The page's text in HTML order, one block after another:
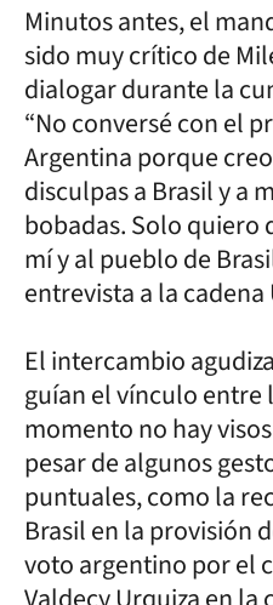
Minutos antes, el
sido muy crítico de
dialogar durante la
“No conversé con el
Argentina porque
disculpas a Brasil y a
bobadas. Solo quiero
mí y al pueblo de
entrevista a la cadena
El intercambio
guían el vínculo entre
momento no hay
pesar de algunos
puntuales, como la
Brasil en la provisión
voto argentino por el